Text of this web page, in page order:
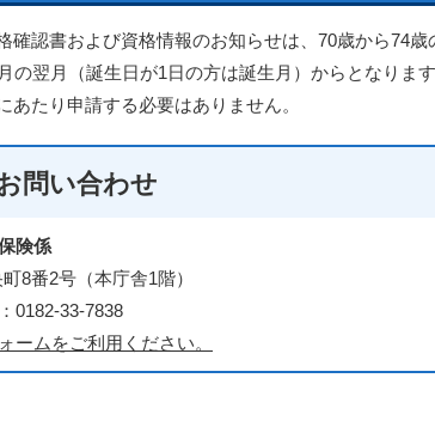
確認書および資格情報のお知らせは、70歳から74歳
の翌月（誕生日が1日の方は誕生月）からとなりま
あたり申請する必要はありません。
問い合わせ
険係
8番2号（本庁舎1階）
0182-33-7838
ームをご利用ください。